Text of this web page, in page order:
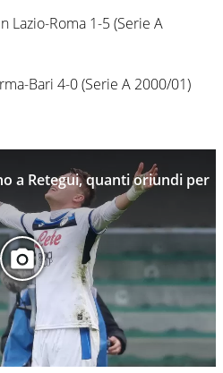
Lazio-Roma 1-5 (Serie A
Bari 4-0 (Serie A 2000/01)
a Retegui, quanti oriundi per